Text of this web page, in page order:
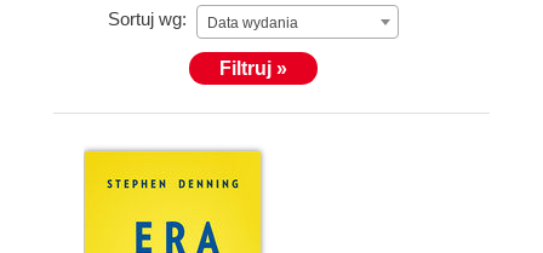
Sortuj wg: Data wydania
Filtruj »